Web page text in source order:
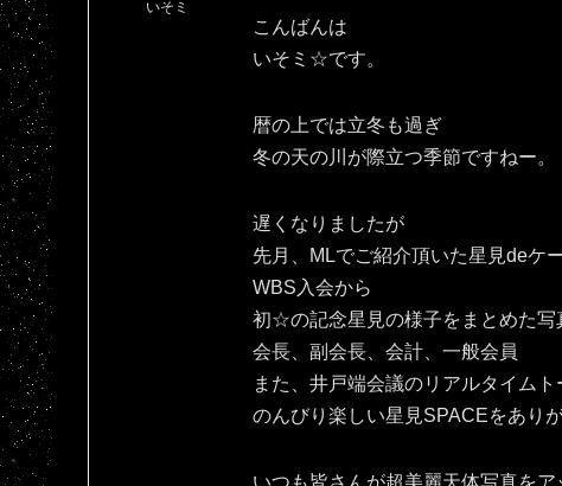
いそミ
こんばんは
いそミ☆です。
暦の上では立冬も過ぎ
冬の天の川が際立つ季節ですねー。
遅くなりましたが
先月、MLでご紹介頂いた星見deケ
WBS入会から
初☆の記念星見の様子をまとめた写
会長、副会長、会計、一般会員
また、井戸端会議のリアルタイム
のんびり楽しい星見SPACEをあり
いつも皆さんが超美麗天体写真を